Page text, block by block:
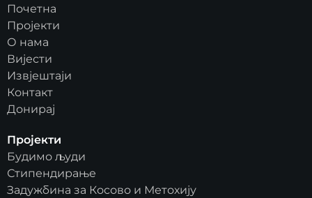
Почетна
Пројекти
О нама
Вијести
Извјештаји
Контакт
Донирај
Пројекти
Будимо људи
Стипендирање
Задужбина за Косово и Метохију